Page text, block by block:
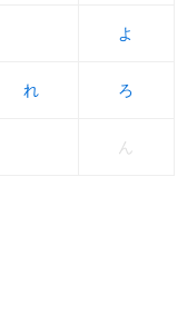
よ
よ
れ
れ ろ
ろ
ん